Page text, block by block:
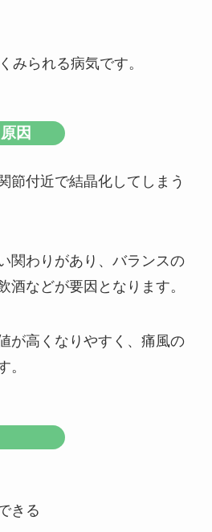
みられる病気です。
因
節付近で結晶化してしまう
関わりがあり、バランスの
酒などが要因となります。
が高くなりやすく、痛風の
。
きる